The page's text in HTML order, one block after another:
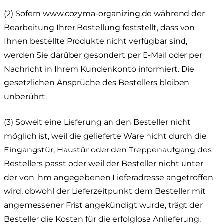
(2) Sofern www.cozyma-organizing.de während der
Bearbeitung Ihrer Bestellung feststellt, dass von
Ihnen bestellte Produkte nicht verfügbar sind,
werden Sie darüber gesondert per E-Mail oder per
Nachricht in Ihrem Kundenkonto informiert. Die
gesetzlichen Ansprüche des Bestellers bleiben
unberührt.
(3) Soweit eine Lieferung an den Besteller nicht
möglich ist, weil die gelieferte Ware nicht durch die
Eingangstür, Haustür oder den Treppenaufgang des
Bestellers passt oder weil der Besteller nicht unter
der von ihm angegebenen Lieferadresse angetroffen
wird, obwohl der Lieferzeitpunkt dem Besteller mit
angemessener Frist angekündigt wurde, trägt der
Besteller die Kosten für die erfolglose Anlieferung.